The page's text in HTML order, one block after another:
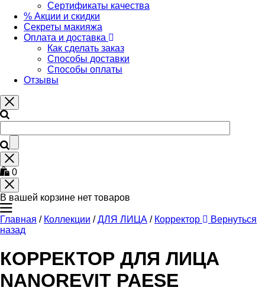
Сертификаты качества
% Акции и скидки
Секреты макияжа
Оплата и доставка
Как сделать заказ
Способы доставки
Способы оплаты
Отзывы
0
В вашей корзине нет товаров
Главная / Коллекции / ДЛЯ ЛИЦА / Корректор
Вернуться
назад
КОРРЕКТОР ДЛЯ ЛИЦА
NANOREVIT PAESE